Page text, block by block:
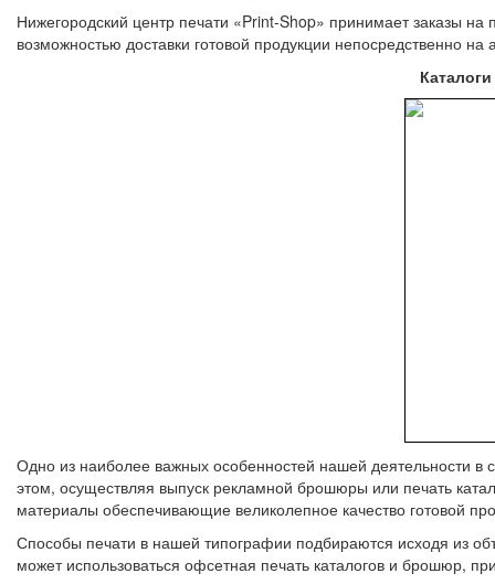
Нижегородский центр печати «Print-Shop» принимает заказы
возможностью доставки готовой продукции непосредственно на
Одно из наиболее важных особенностей нашей деятельности в
этом, осуществляя выпуск рекламной брошюры или печать
материалы обеспечивающие великолепное качество готовой
Способы печати в нашей типографии подбираются исходя из
может использоваться офсетная печать каталогов и брошюр,